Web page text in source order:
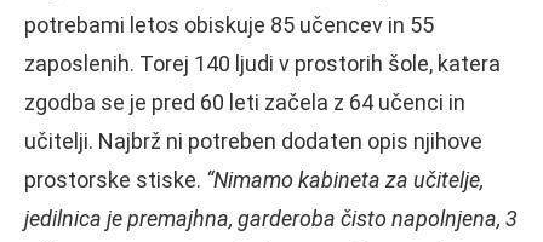
potrebami letos obiskuje 85 učencev in 55
zaposlenih. Torej 140 ljudi v prostorih šole, katera
zgodba se je pred 60 leti začela z 64 učenci in
učitelji. Najbrž ni potreben dodaten opis njihove
prostorske stiske. “Nimamo kabineta za učitelje,
jedilnica je premajhna, garderoba čisto napolnjena, 3